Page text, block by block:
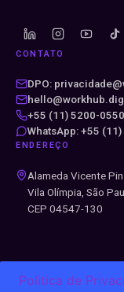
CONTATO
DPO:
+55 (11) 5200-0550
WhatsApp: +55
ENDEREÇO
Alameda Vicente
Vila Olímpia, São
CEP 04547-130
Politica de